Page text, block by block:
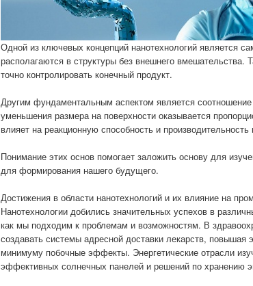
Одной из ключевых концепций нанотехнологий является
располагаются в структуры без внешнего вмешательства.
точно контролировать конечный продукт.
Другим фундаментальным аспектом является
уменьшения размера на поверхности оказывается
влияет на реакционную способность и
Понимание этих основ помогает заложить основу для
для формирования нашего будущего.
Достижения в области нанотехнологий и их влияние на
Нанотехнологии добились значительных успехов в
как мы подходим к проблемам и возможностям. В
создавать системы адресной доставки лекарств,
минимуму побочные эффекты. Энергетические отрасли
эффективных солнечных панелей и решений по хранению